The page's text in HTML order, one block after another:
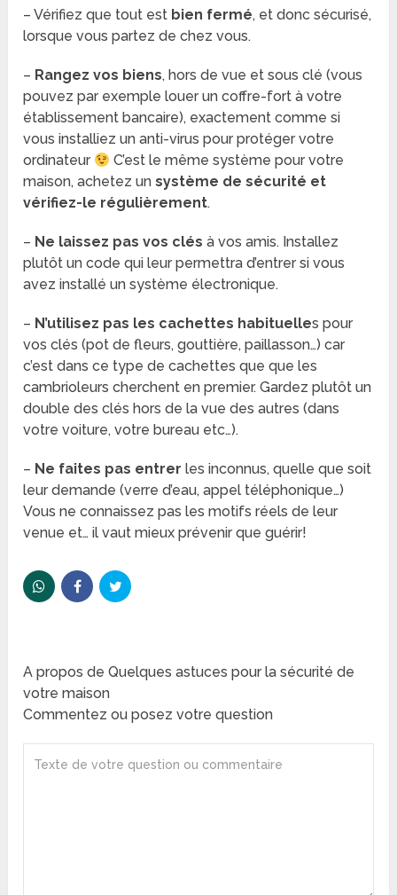
– Vérifiez que tout est bien fermé, et donc sécurisé,
lorsque vous partez de chez vous.
– Rangez vos biens, hors de vue et sous clé (vous
pouvez par exemple louer un coffre-fort à votre
établissement bancaire), exactement comme si
vous installiez un anti-virus pour protéger votre
ordinateur
C’est le même système pour votre
maison, achetez unsystème de sécurité et
vérifiez-le régulièrement.
– Ne laissez pas vos clés à vos amis. Installez
plutôt un code qui leur permettra d’entrer si vous
avez installé un système électronique.
– N’utilisez pas les cachettes habituelles pour
vos clés (pot de fleurs, gouttière, paillasson…) car
c’est dans ce type de cachettes que que les
cambrioleurs cherchent en premier. Gardez plutôt un
double des clés hors de la vue des autres (dans
votre voiture, votre bureau etc…).
– Ne faites pas entrer les inconnus, quelle que soit
leur demande (verre d’eau, appel téléphonique…)
Vous ne connaissez pas les motifs réels de leur
venue et… il vaut mieux prévenir que guérir!
A propos de Quelques astuces pour la sécurité de
votre maison
Commentez ou posez votre question